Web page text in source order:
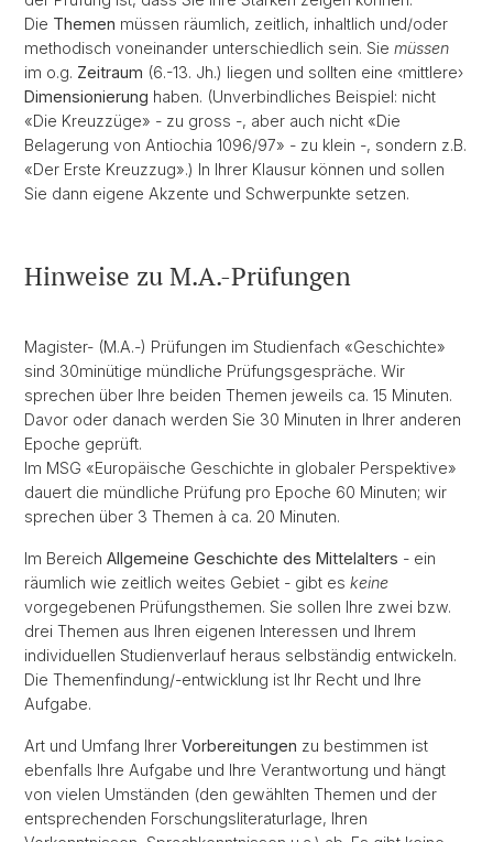
Die Themen müssen räumlich, zeitlich, inhaltlich und/oder
methodisch voneinander unterschiedlich sein. Sie müssen
im o.g. Zeitraum (6.-13. Jh.) liegen und sollten eine ‹mittlere›
Dimensionierung haben. (Unverbindliches Beispiel: nicht
«Die Kreuzzüge» - zu gross -, aber auch nicht «Die
Belagerung von Antiochia 1096/97» - zu klein -, sondern z.B.
«Der Erste Kreuzzug».) In Ihrer Klausur können und sollen
Sie dann eigene Akzente und Schwerpunkte setzen.
Hinweise zu M.A.-Prüfungen
Magister- (M.A.-) Prüfungen im Studienfach «Geschichte»
sind 30minütige mündliche Prüfungsgespräche. Wir
sprechen über Ihre beiden Themen jeweils ca. 15 Minuten.
Davor oder danach werden Sie 30 Minuten in Ihrer anderen
Epoche geprüft.
Im MSG «Europäische Geschichte in globaler Perspektive»
dauert die mündliche Prüfung pro Epoche 60 Minuten; wir
sprechen über 3 Themen à ca. 20 Minuten.
Im Bereich Allgemeine Geschichte des Mittelalters - ein
räumlich wie zeitlich weites Gebiet - gibt es keine
vorgegebenen Prüfungsthemen. Sie sollen Ihre zwei bzw.
drei Themen aus Ihren eigenen Interessen und Ihrem
individuellen Studienverlauf heraus selbständig entwickeln.
Die Themenfindung/-entwicklung ist Ihr Recht und Ihre
Aufgabe.
Art und Umfang Ihrer Vorbereitungen zu bestimmen ist
ebenfalls Ihre Aufgabe und Ihre Verantwortung und hängt
von vielen Umständen (den gewählten Themen und der
entsprechenden Forschungsliteraturlage, Ihren